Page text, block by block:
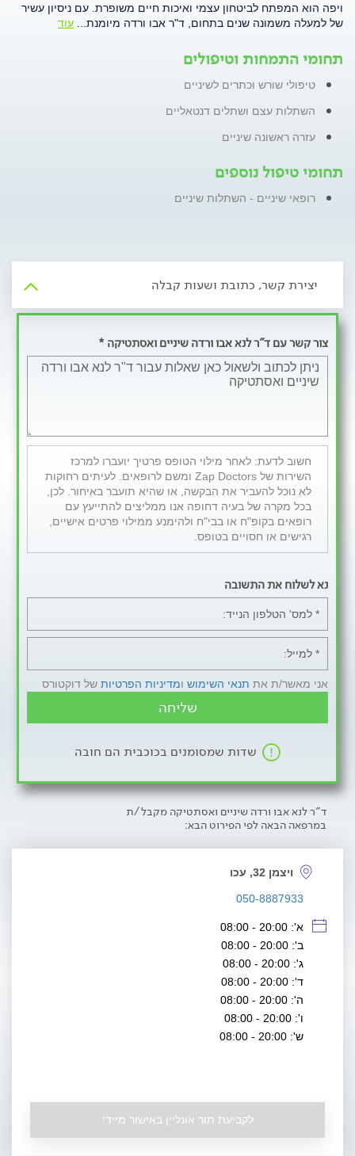
ויפה הוא המפתח לביטחון עצמי ואיכות חיים משופרת. עם ניסיון עשיר
של למעלה משמונה שנים בתחום, ד"ר אבו ורדה מיומנת
עוד
תחומי התמחות וטיפולים
טיפולי שורש וכתרים לשיניים
השתלות עצם ושתלים דנטאליים
עזרה ראשונה שיניים
תחומי טיפול נוספים
רופאי שיניים - השתלות שיניים
יצירת קשר, כתובת ושעות קבלה
צור קשר עם ד"ר לנא אבו ורדה שיניים ואסתטיקה *
חשוב לדעת: לאחר מילוי הטופס פרטיך יועברו למרכז
השירות של Zap Doctors ומשם לרופאים. לעיתים רחוקות
לא נוכל להעביר את הבקשה, או שהיא תועבר באיחור. לכן,
בכל מקרה של בעיה דחופה אנו ממליצים להתייעץ עם
רופאים בקופ"ח או בבי"ח ולהימנע ממילוי פרטים אישיים,
רגישים או חסויים בטופס.
נא לשלוח את התשובה
אני מאשר/ת את תנאי השימוש ומדיניות הפרטיות של דוקטורס
שליחה
שדות שמסומנים בכוכבית הם חובה
ד"ר לנא אבו ורדה שיניים ואסתטיקה מקבל/ת
במרפאה הבאה לפי הפירוט הבא:
ויצמן 32, עכו
050-8887933
א': 20:00 - 08:00
ב': 20:00 - 08:00
ג': 20:00 - 08:00
ד': 20:00 - 08:00
ה': 20:00 - 08:00
ו': 20:00 - 08:00
ש': 20:00 - 08:00
לקביעת תור אונליין באישור מיידי